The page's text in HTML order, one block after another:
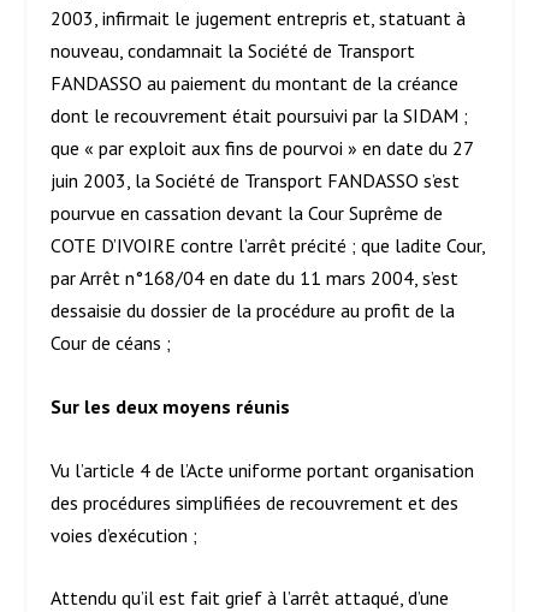
2003, infirmait le jugement entrepris et, statuant à
nouveau, condamnait la Société de Transport
FANDASSO au paiement du montant de la créance
dont le recouvrement était poursuivi par la SIDAM ;
que « par exploit aux fins de pourvoi » en date du 27
juin 2003, la Société de Transport FANDASSO s’est
pourvue en cassation devant la Cour Suprême de
COTE D’IVOIRE contre l’arrêt précité ; que ladite Cour,
par Arrêt n°168/04 en date du 11 mars 2004, s’est
dessaisie du dossier de la procédure au profit de la
Cour de céans ;
Sur les deux moyens réunis
Vu l’article 4 de l’Acte uniforme portant organisation
des procédures simplifiées de recouvrement et des
voies d’exécution ;
Attendu qu’il est fait grief à l’arrêt attaqué, d’une